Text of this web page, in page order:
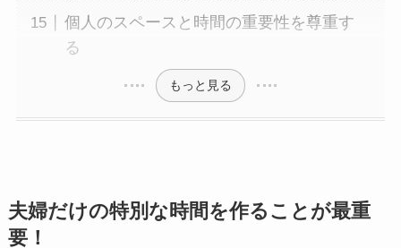
個人のスペースと時間の重要性を尊重す
る
もっと見る
夫婦だけの特別な時間を作ることが最重
要！